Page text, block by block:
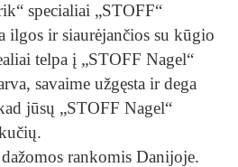
specialiai „STOFF“
ilgos ir siaurėjančios su kūgio
telpa į „STOFF Nagel“
savaime užgęsta ir dega
jūsų „STOFF Nagel“
rankomis Danijoje.